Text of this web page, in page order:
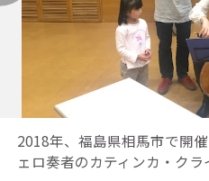
2018年、福島県相馬市で開
ェロ奏者のカティンカ・ク